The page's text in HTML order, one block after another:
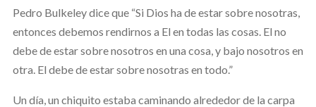
Pedro Bulkeley dice que “Si Dios ha de estar sobre nosotras,
entonces debemos rendirnos a El en todas las cosas. El no
debe de estar sobre nosotros en una cosa, y bajo nosotros en
otra. El debe de estar sobre nosotras en todo.”
Un día, un chiquito estaba caminando alrededor de la carpa